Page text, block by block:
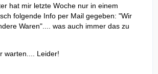
hat mir letzte Woche nur in einem
folgende Info per Mail gegeben: "Wir
Waren".... was auch immer das zu
warten.... Leider!